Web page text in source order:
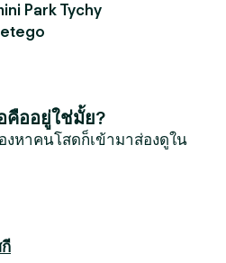
Park Tychy
คืออยู่ใช่มั้ย?
หาคนโสดก็เข้ามาส่องดูใน